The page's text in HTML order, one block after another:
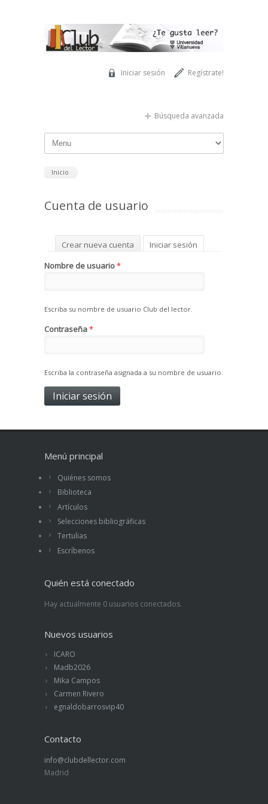
Regístrate!
Iniciar sesión
Búsqueda avanzada
Inicio
Cuenta de usuario
Solapas principales
Crear nueva cuenta Iniciar sesión
Solicitar una nueva contraseña
Nombre de usuario*
Escriba su nombre de usuario Club del lector.
Contraseña*
Escriba la contraseña asignada a su nombre de usuario.
Menú principal
Quiénes somos
Biblioteca
Artículos
Selecciones bibliográficas
Tertulias
Escríbenos
Quién está conectado
Hay actualmente 0 usuarios conectados.
Nuevos usuarios
ICARO
Madb2026
Mika Campos
Carmen Rivero
egnaldobarrosvip40
Contacto
info@clubdellector.com
Madrid